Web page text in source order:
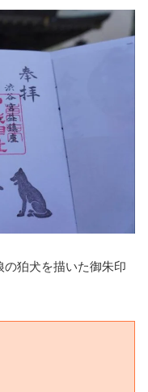
狛犬を描いた御朱印